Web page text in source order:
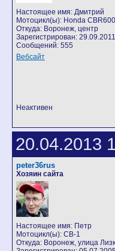
Настоящее имя: Дмитрий
Мотоцикл(ы): Honda
Откуда: Воронеж, центр
Зарегистрирован: 29.09.2011
Сообщений: 555
Вебсайт
Неактивен
20.04.2013
peter36rus
Хозяин сайта
Настоящее имя: Петр
Мотоцикл(ы): CB-1
Откуда: Воронеж, улица